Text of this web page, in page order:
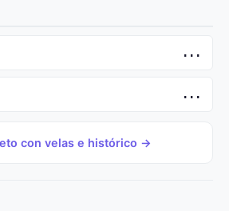
...
...
con velas e histórico →